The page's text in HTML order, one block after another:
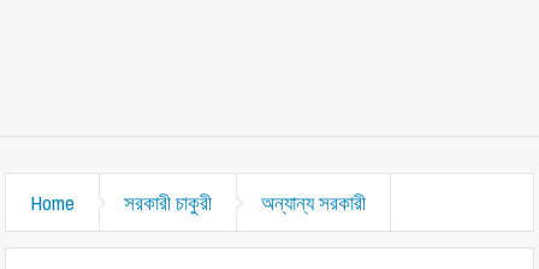
Home সরকারী চাকুরী অন্যান্য সরকারী